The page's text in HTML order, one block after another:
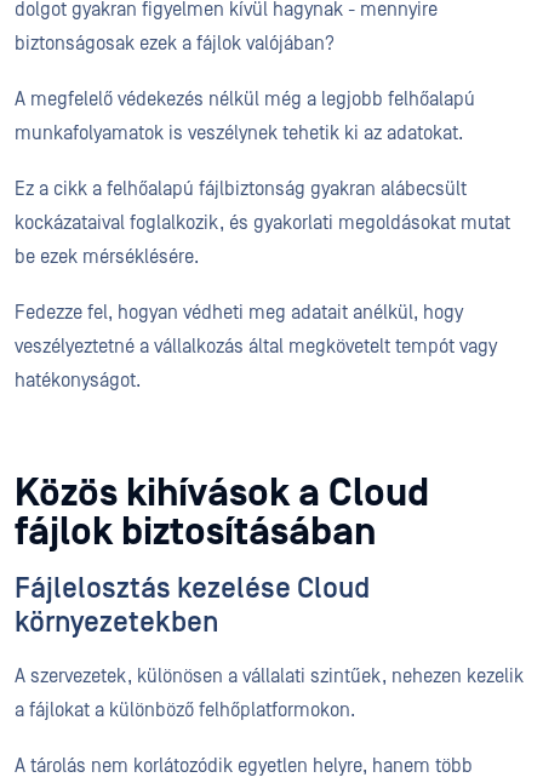
dolgot gyakran figyelmen kívül hagynak - mennyire
biztonságosak ezek a fájlok valójában?
A megfelelő védekezés nélkül még a legjobb felhőalapú
munkafolyamatok is veszélynek tehetik ki az adatokat.
Ez a cikk a felhőalapú fájlbiztonság gyakran alábecsült
kockázataival foglalkozik, és gyakorlati megoldásokat mutat
be ezek mérséklésére.
Fedezze fel, hogyan védheti meg adatait anélkül, hogy
veszélyeztetné a vállalkozás által megkövetelt tempót vagy
hatékonyságot.
Közös kihívások a Cloud
fájlok biztosításában
Fájlelosztás kezelése Cloud
környezetekben
A szervezetek, különösen a vállalati szintűek, nehezen kezelik
a fájlokat a különböző felhőplatformokon.
A tárolás nem korlátozódik egyetlen helyre, hanem több